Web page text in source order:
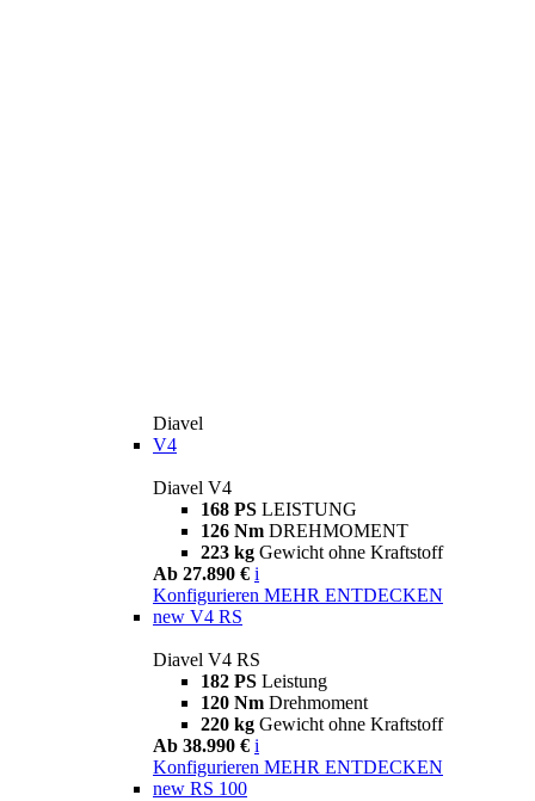
Diavel
V4
Diavel V4
168 PS LEISTUNG
126 Nm DREHMOMENT
223 kg Gewicht ohne Kraftstoff
Ab 27.890 € i
Konfigurieren MEHR ENTDECKEN
new V4 RS
Diavel V4 RS
182 PS Leistung
120 Nm Drehmoment
220 kg Gewicht ohne Kraftstoff
Ab 38.990 € i
Konfigurieren MEHR ENTDECKEN
new RS 100